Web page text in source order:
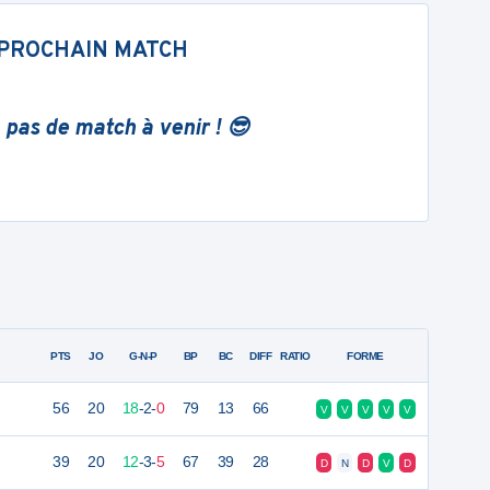
MATCH
pas de match à venir ! 😎
PTS JO G-N-P BP BC DIFF RATIO FORME
56 20 18-2-0 79 13 66 V V V V V
39 20 12-3-5 67 39 28 D N D V D